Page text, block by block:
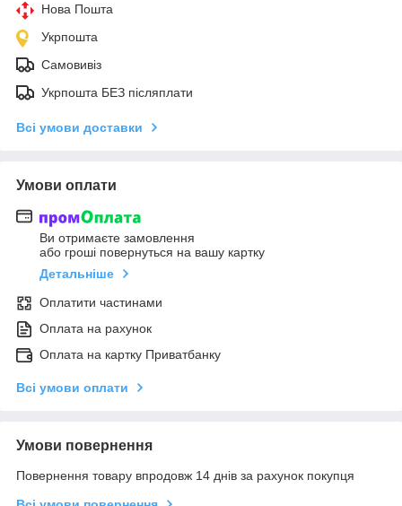
Нова Пошта
Укрпошта
Самовивіз
Укрпошта БЕЗ післяплати
Всі умови доставки
Умови оплати
Ви отримаєте замовлення
або гроші повернуться на вашу картку
Детальніше
Оплатити частинами
Оплата на рахунок
Оплата на картку Приватбанку
Всі умови оплати
Умови повернення
Повернення товару впродовж 14 днів за рахунок покупця